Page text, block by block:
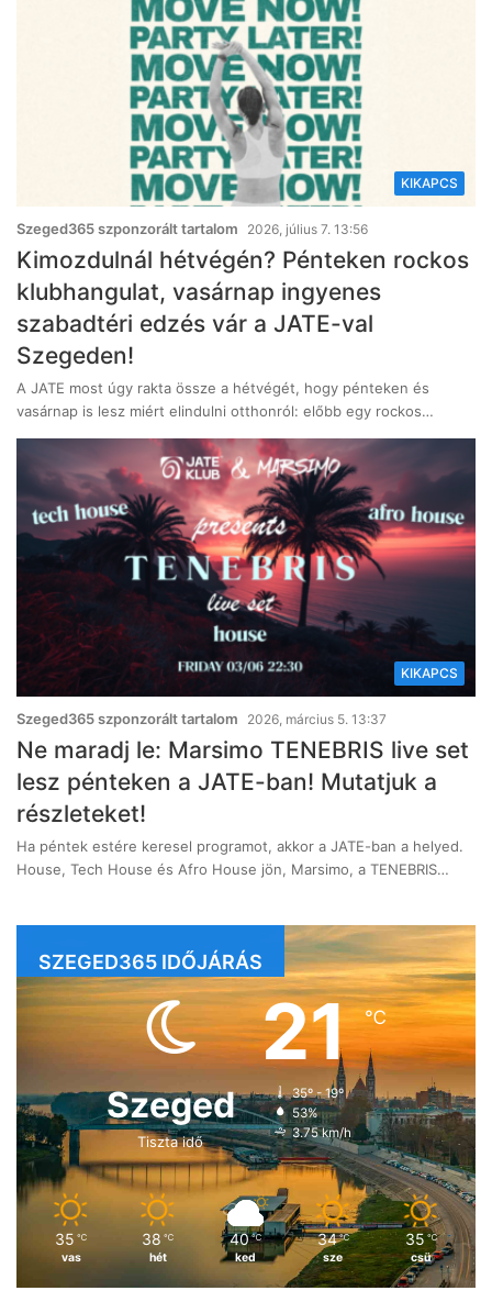
KIKAPCS
Szeged365 szponzorált tartalom 2026, július 7. 13:56
Kimozdulnál hétvégén? Pénteken rockos
klubhangulat, vasárnap ingyenes
szabadtéri edzés vár a JATE-val
Szegeden!
A JATE most úgy rakta össze a hétvégét, hogy pénteken és
vasárnap is lesz miért elindulni otthonról: előbb egy rockos…
KIKAPCS
Szeged365 szponzorált tartalom 2026, március 5. 13:37
Ne maradj le: Marsimo TENEBRIS live set
lesz pénteken a JATE-ban! Mutatjuk a
részleteket!
Ha péntek estére keresel programot, akkor a JATE-ban a helyed.
House, Tech House és Afro House jön, Marsimo, a TENEBRIS…
SZEGED365 IDŐJÁRÁS
Szeged
Tiszta idő
21℃
35º - 19º
53%
3.75 km/h
35 ℃
vas
38 ℃
hét
40 ℃
ked
34 ℃
sze
35 ℃
csü